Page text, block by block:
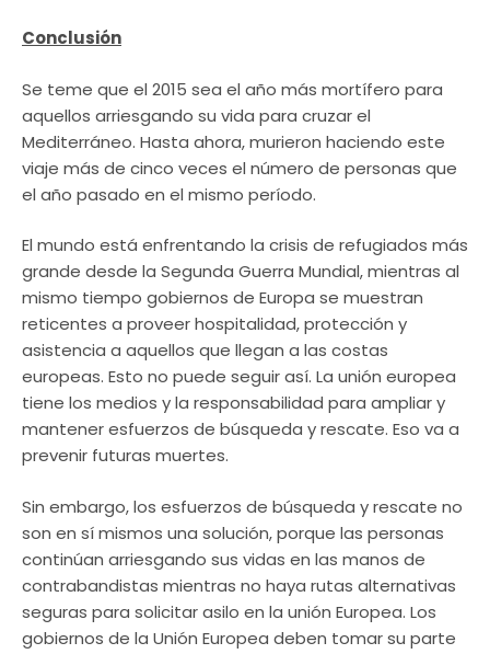
Conclusión
Se teme que el 2015 sea el año más mortífero para
aquellos arriesgando su vida para cruzar el
Mediterráneo. Hasta ahora, murieron haciendo este
viaje más de cinco veces el número de personas que
el año pasado en el mismo período.
El mundo está enfrentando la crisis de refugiados más
grande desde la Segunda Guerra Mundial, mientras al
mismo tiempo gobiernos de Europa se muestran
reticentes a proveer hospitalidad, protección y
asistencia a aquellos que llegan a las costas
europeas. Esto no puede seguir así. La unión europea
tiene los medios y la responsabilidad para ampliar y
mantener esfuerzos de búsqueda y rescate. Eso va a
prevenir futuras muertes.
Sin embargo, los esfuerzos de búsqueda y rescate no
son en sí mismos una solución, porque las personas
continúan arriesgando sus vidas en las manos de
contrabandistas mientras no haya rutas alternativas
seguras para solicitar asilo en la unión Europea. Los
gobiernos de la Unión Europea deben tomar su parte